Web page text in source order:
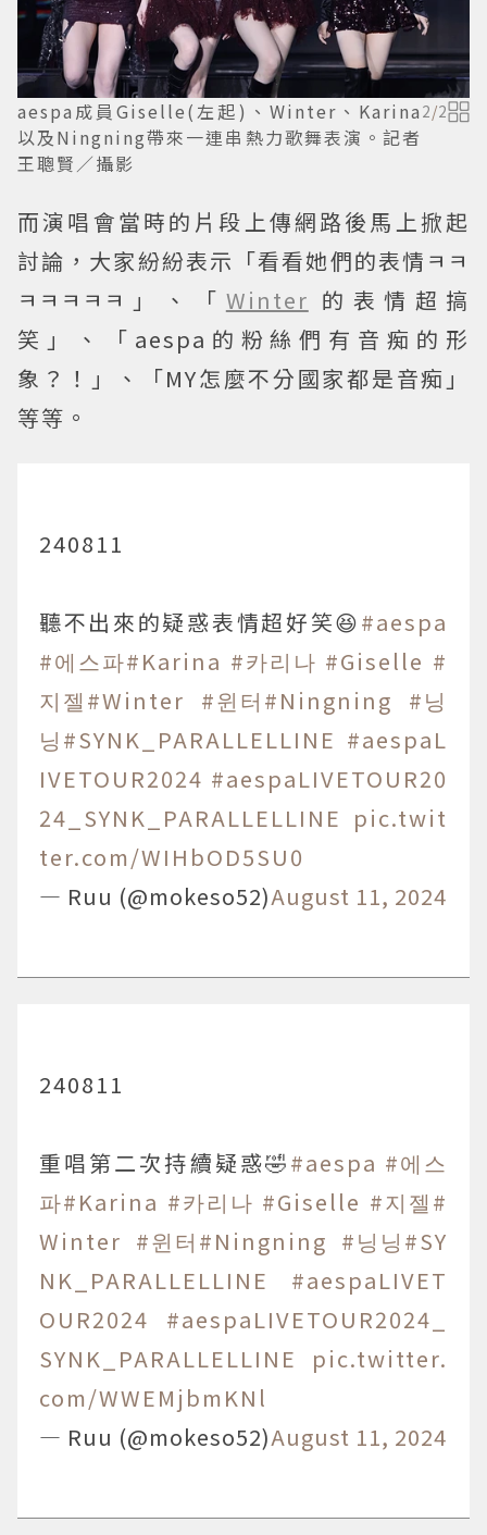
aespa成員Giselle(左起)、Winter、Karina
以及Ningning帶來一連串熱力歌舞表演。記者
王聰賢／攝影
2/2
而演唱會當時的片段上傳網路後馬上掀起
討論，大家紛紛表示「看看她們的表情ㅋㅋ
ㅋㅋㅋㅋㅋ」、「 Winter 的表情超搞
笑」、「aespa的粉絲們有音痴的形
象？！」、「MY怎麼不分國家都是音痴」
等等。
240811
聽不出來的疑惑表情超好笑😆#aespa
#에스파#Karina #카리나 #Giselle #
지젤 #Winter #윈터 #Ningning
#닝
닝 #SYNK_PARALLELLINE #aespaL
IVETOUR2024 #aespaLIVETOUR20
24_SYNK_PARALLELLINE pic.twit
ter.com/WIHbOD5SU0
— Ruu (@mokeso52)August 11, 2024
240811
重唱第二次持續疑惑🤣#aespa #에스
파#Karina #카리나 #Giselle #지젤 #
Winter #윈터 #Ningning #닝닝 #SY
NK_PARALLELLINE
#aespaLIVET
OUR2024
#aespaLIVETOUR2024_
SYNK_PARALLELLINE
pic.twitter.
com/WWEMjbmKNl
— Ruu (@mokeso52)August 11, 2024